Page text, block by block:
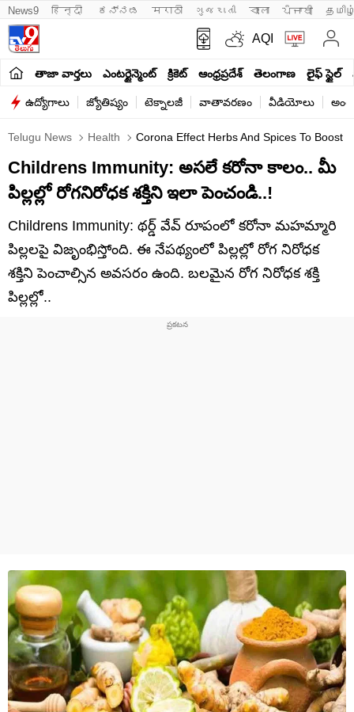
News9 हिन्दी ಕನ್ನಡ मराठी ગુજરાતી বাংলা ਪੰਜਾਬੀ
AQI
తాజా వార్తలు ఎంటర్టైన్మెంట్ క్రికెట్ ఆంధ్రప్రదేశ్ తెలంగాణ లైఫ్ స్టైల్
ఉద్యోగాలు జ్యోతిష్యం టెక్నాలజీ వాతావరణం వీడియోలు
Telugu News Health Corona Effect Herbs And Spices To Boost
Childrens Immunity: అసలే కరోనా కాలం.. మీ
పిల్లల్లో రోగనిరోధక శక్తిని ఇలా పెంచండి..!
Childrens Immunity: థర్డ్ వేవ్‌ రూపంలో కరోనా మహమ్మారి
పిల్లలపై విజృంభిస్తోంది. ఈ నేపథ్యంలో పిల్లల్లో రోగ నిరోధక
శక్తిని పెంచాల్సిన అవసరం ఉంది. బలమైన రోగ నిరోధక శక్తి
పిల్లల్లో..